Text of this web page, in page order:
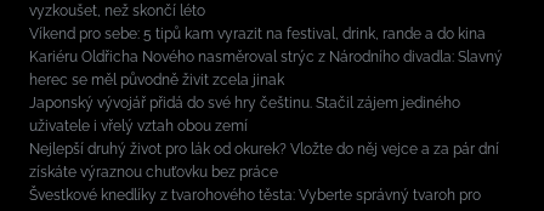
vyzkoušet, než skončí léto
Víkend pro sebe: 5 tipů kam vyrazit na festival, drink, rande a do kina
Kariéru Oldřicha Nového nasměroval strýc z Národního divadla: Slavný
herec se měl původně živit zcela jinak
Japonský vývojář přidá do své hry češtinu. Stačil zájem jediného
uživatele i vřelý vztah obou zemí
Nejlepší druhý život pro lák od okurek? Vložte do něj vejce a za pár dní
získáte výraznou chuťovku bez práce
Švestkové knedlíky z tvarohového těsta: Vyberte správný tvaroh pro